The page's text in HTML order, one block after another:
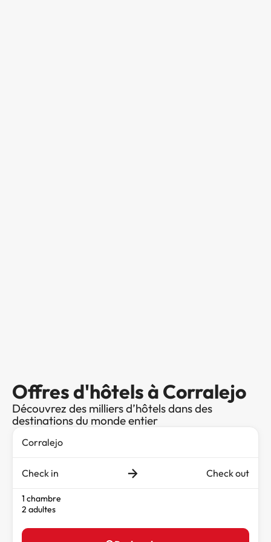
Offres d'hôtels à Corralejo
Découvrez des milliers d’hôtels dans des
destinations du monde entier
Check in Check out
1 chambre
2 adultes